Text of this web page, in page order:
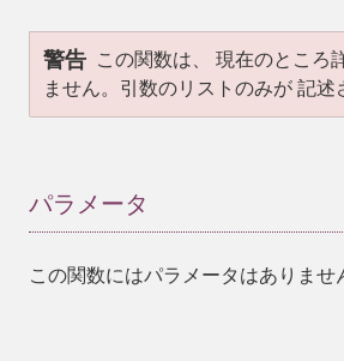
警告 この関数は、 現在のところ
ません。引数のリストのみが 記述
パラメータ
この関数にはパラメータはありませ